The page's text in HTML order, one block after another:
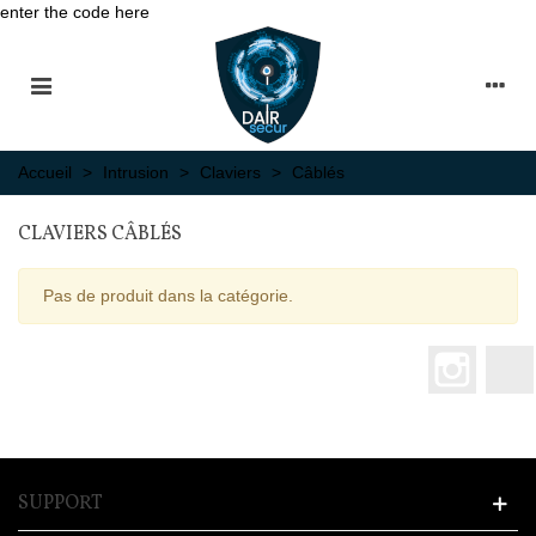
enter the code here
Accueil > Intrusion > Claviers > Câblés
CLAVIERS CÂBLÉS
Pas de produit dans la catégorie.
SUPPORT